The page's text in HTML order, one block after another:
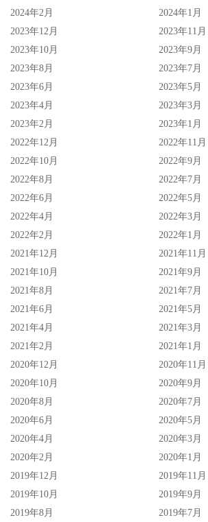
2024年2月
2024年1月
2023年12月
2023年11月
2023年10月
2023年9月
2023年8月
2023年7月
2023年6月
2023年5月
2023年4月
2023年3月
2023年2月
2023年1月
2022年12月
2022年11月
2022年10月
2022年9月
2022年8月
2022年7月
2022年6月
2022年5月
2022年4月
2022年3月
2022年2月
2022年1月
2021年12月
2021年11月
2021年10月
2021年9月
2021年8月
2021年7月
2021年6月
2021年5月
2021年4月
2021年3月
2021年2月
2021年1月
2020年12月
2020年11月
2020年10月
2020年9月
2020年8月
2020年7月
2020年6月
2020年5月
2020年4月
2020年3月
2020年2月
2020年1月
2019年12月
2019年11月
2019年10月
2019年9月
2019年8月
2019年7月